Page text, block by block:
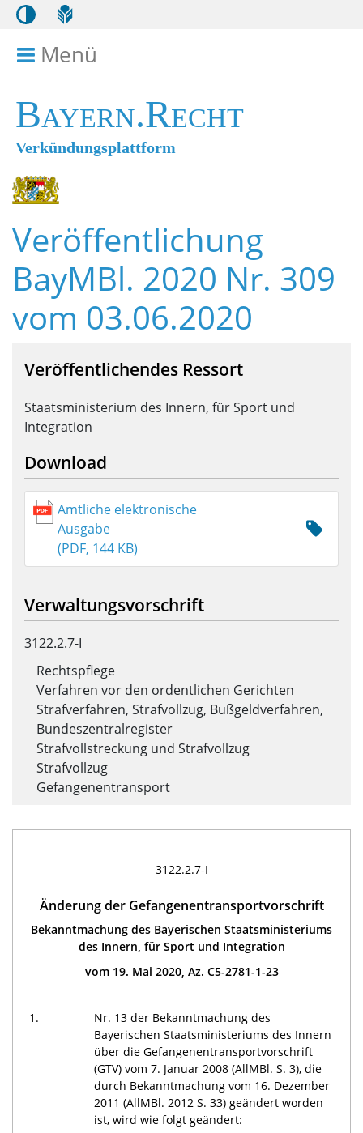
Menü
Bayern.Recht
Verkündungsplattform
Veröffentlichung
BayMBl. 2020 Nr. 309
vom 03.06.2020
Veröffentlichendes Ressort
Staatsministerium des Innern, für Sport und
Integration
Download
Amtliche elektronische
Ausgabe
(PDF, 144 KB)
Verwaltungsvorschrift
3122.2.7-I
Rechtspflege
Verfahren vor den ordentlichen Gerichten
Strafverfahren, Strafvollzug, Bußgeldverfahren,
Bundeszentralregister
Strafvollstreckung und Strafvollzug
Strafvollzug
Gefangenentransport
3122.2.7-I
Änderung der Gefangenentransportvorschrift
Bekanntmachung des Bayerischen Staatsministeriums
des Innern, für Sport und Integration
vom 19. Mai 2020, Az. C5-2781-1-23
1.
Nr. 13 der Bekanntmachung des
Bayerischen Staatsministeriums des Innern
über die Gefangenentransportvorschrift
(GTV) vom 7. Januar 2008 (AllMBl. S. 3), die
durch Bekanntmachung vom 16. Dezember
2011 (AllMBl. 2012 S. 33) geändert worden
ist, wird wie folgt geändert: